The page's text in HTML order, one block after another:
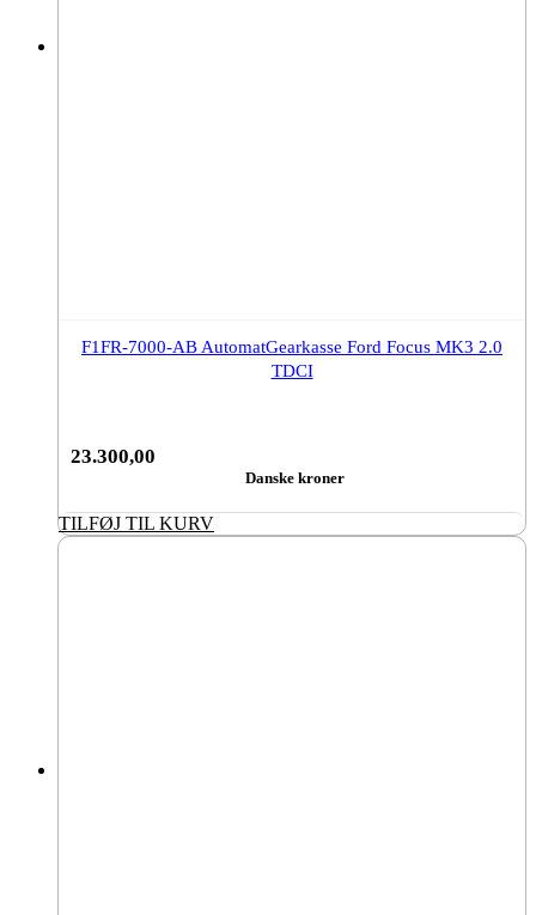
F1FR-7000-AB AutomatGearkasse Ford Focus MK3 2.0
TDCI
23.300,00
Danske kroner
TILFØJ TIL KURV